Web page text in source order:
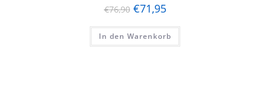
€76,90 €71,95
In den Warenkorb